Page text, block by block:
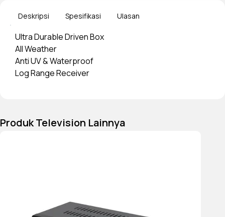
Deskripsi Spesifikasi Ulasan
Ultra Durable Driven Box
All Weather
Anti UV & Waterproof
Log Range Receiver
Produk Television Lainnya